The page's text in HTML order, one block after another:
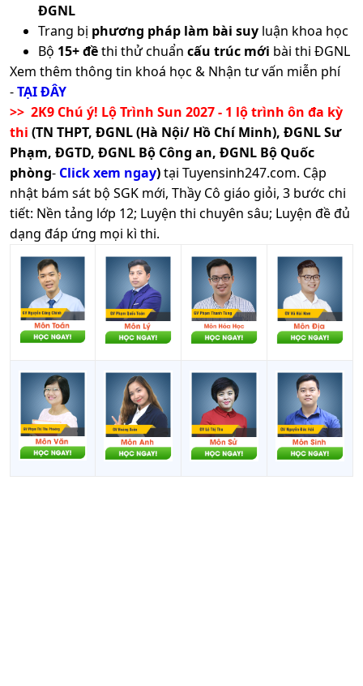
ĐGNL
Trang bị phương pháp làm bài suy luận khoa học
Bộ 15+ đềthi thử chuẩn cấu trúc mới bài thi ĐGNL
Xem thêm thông tin khoá học & Nhận tư vấn miễn phí
-TẠI ĐÂY
>> 2K9 Chú ý! Lộ Trình Sun 2027 - 1 lộ trình ôn đa kỳ
thi (TN THPT, ĐGNL (Hà Nội/ Hồ Chí Minh), ĐGNL Sư
Phạm, ĐGTD, ĐGNL Bộ Công an, ĐGNL Bộ Quốc
phòng- Click xem ngay)tại Tuyensinh247.com. Cập
nhật bám sát bộ SGK mới, Thầy Cô giáo giỏi, 3 bước chi
tiết: Nền tảng lớp 12; Luyện thi chuyên sâu; Luyện đề đủ
dạng đáp ứng mọi kì thi.